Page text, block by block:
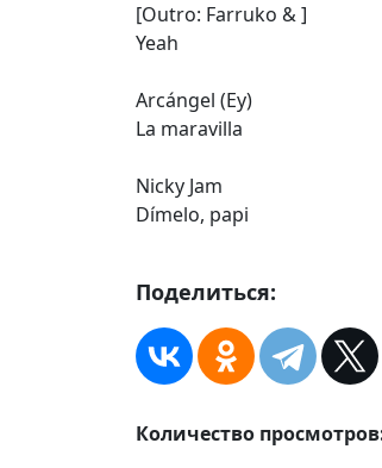
[Outro: Farruko & ]
Yeah
Arcángel (Ey)
La maravilla
Nicky Jam
Dímelo, papi
Поделиться:
Количество